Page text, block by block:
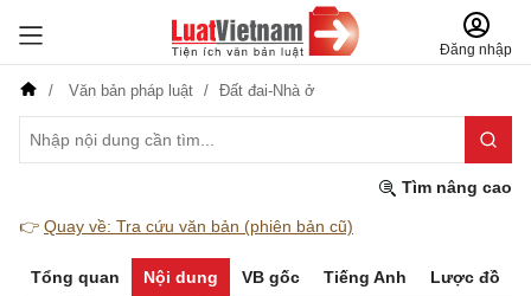
Đăng nhập
Văn bản pháp luật Đất đai-Nhà ở
Tìm nâng cao
👉 Quay về: Tra cứu văn bản (phiên bản cũ)
Tổng quan Nội dung VB gốc Tiếng Anh Lược đồ